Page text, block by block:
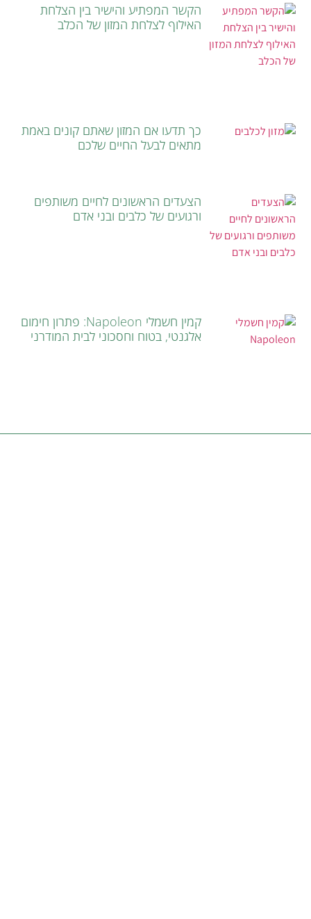
הקשר המפתיע והישיר בין הצלחת
האילוף לצלחת המזון של הכלב
כך תדעו אם המזון שאתם קונים באמת
מתאים לבעל החיים שלכם
הצעדים הראשונים לחיים משותפים
ורגועים של כלבים ובני אדם
קמין חשמלי Napoleon: פתרון חימום
אלגנטי, בטוח וחסכוני לבית המודרני